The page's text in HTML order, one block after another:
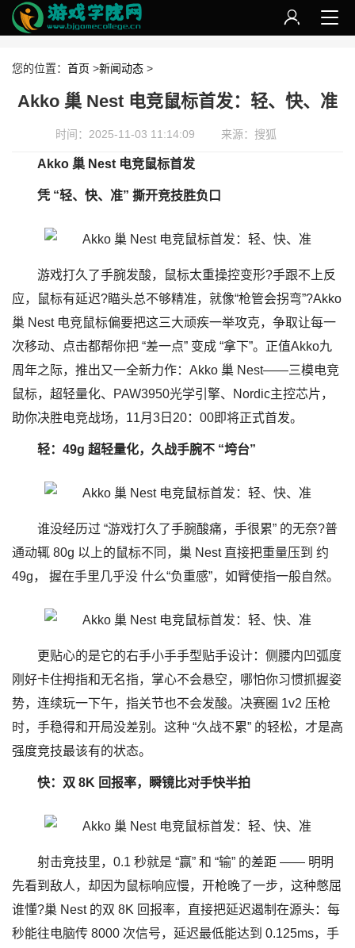
您的位置： 首页 >新闻动态 >
Akko 巢 Nest 电竞鼠标首发：轻、快、准
时间：2025-11-03 11:14:09 来源：搜狐
Akko 巢 Nest 电竞鼠标首发
凭 “轻、快、准” 撕开竞技胜负口
游戏打久了手腕发酸，鼠标太重操控变形?手跟不上反
应，鼠标有延迟?瞄头总不够精准，就像“枪管会拐弯”?Akko
巢 Nest 电竞鼠标偏要把这三大顽疾一举攻克，争取让每一
次移动、点击都帮你把 “差一点” 变成 “拿下”。正值Akko九
周年之际，推出又一全新力作：Akko 巢 Nest——三模电竞
鼠标，超轻量化、PAW3950光学引擎、Nordic主控芯片，
助你决胜电竞战场，11月3日20：00即将正式首发。
轻：49g 超轻量化，久战手腕不 “垮台”
谁没经历过 “游戏打久了手腕酸痛，手很累” 的无奈?普
通动辄 80g 以上的鼠标不同，巢 Nest 直接把重量压到 约
49g， 握在手里几乎没 什么“负重感”，如臂使指一般自然。
更贴心的是它的右手小手手型贴手设计：侧腰内凹弧度
刚好卡住拇指和无名指，掌心不会悬空，哪怕你习惯抓握姿
势，连续玩一下午，指关节也不会发酸。决赛圈 1v2 压枪
时，手稳得和开局没差别。这种 “久战不累” 的轻松，才是高
强度竞技最该有的状态。
快：双 8K 回报率，瞬镜比对手快半拍
射击竞技里，0.1 秒就是 “赢” 和 “输” 的差距 —— 明明
先看到敌人，却因为鼠标响应慢，开枪晚了一步，这种憋屈
谁懂?巢 Nest 的双 8K 回报率，直接把延迟遏制在源头：每
秒能往电脑传 8000 次信号，延迟最低能达到 0.125ms，手